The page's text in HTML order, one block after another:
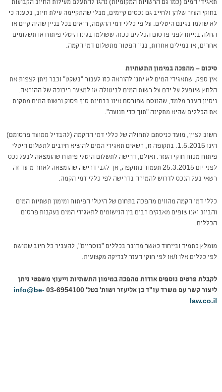
תאגידי המים (כמו גם הרשויות המקומיות) נהגו להתעלם מעילות החיוב הקבועות
בחוקי העזר שלהן ולחייב גם נכסים קיימים, מבלי שהתקיימה עילת חיוב, בטענה כי
לא שולמו בגינם היטלים. על פי כללי דמי ההקמה, רואים בכל בניין שהיה קיים או
החלה בנייתו לפני פרסום הכללים ככזה ששולמו בגינו היטלי פיתוח או תשלומים
אחרים, או במילים אחרות, בנין הפטור מתשלום דמי הקמה.
סיכום – מהפכה במימון התשתיות
אין ספק, שתאגידי המים לא יתנו להוראה כזו לעבור "בשקט" וכבר ניתן לצפות את
הלחץ שיופעל על ידם על רשות המים לביטולה או למצער ריכוכה של ההוראה.
ניסיון העבר מלמד, שהנוסח שפורסם אינו בבחינת סוף פסוק ורשות המים מתקנת
את הכללים שהיא מתקינה "תוך כדי תנועה".
חשוב לציין, מועד כניסתם לתחולה של כללי דמי ההקמה (להבדיל ממועד פרסומם)
הינו 1.5.2015. בתקופה זו, רשאים תאגידי המים להוציא חיובים לתשלום היטלי
פיתוח מכוח חוקי העזר. ואולם, דרישה לתשלום היטלי פיתוח שהומצאה לבעל נכס
לפני יום 25.3.2015 תעמוד בתוקפה, אך לגבי דרישה שהומצאה לאחר מועד זה
רשאי בעל הנכס לדרוש להמירה בדרישה לפי כללי דמי הקמה.
כללי דמי הקמה מהווים מהפכה בתחום של היטלי הפיתוח ומימון תשתיות המים
והביוב ואנו צופים מאבקים רבים בין הנישומים לתאגידי המים בעקבות פרסום
הכללים.
מומלץ כתמיד ובייחוד כאשר מדובר בכללים "בוסריים", להעביר כל חיוב שמושת
לפי כללים אלו ו/או לפי חוקי העזר לבדיקה מקצועית.
לקבלת פרטים נוספים אודות מהפכה במימון התשתיות וייעוץ משפטי ניתן
ליצור קשר עם משרד עו"ד בן אליעזר ושות' בטל' 03-6954100
info@be-
law.co.il